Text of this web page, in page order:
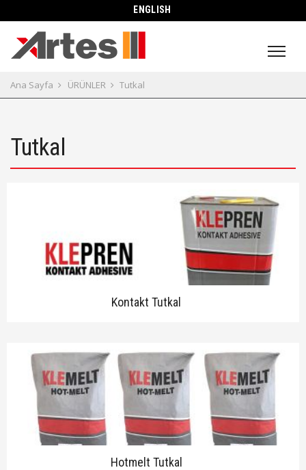
ENGLISH
Ana Sayfa ÜRÜNLER Tutkal
Tutkal
Kontakt Tutkal
Hotmelt Tutkal